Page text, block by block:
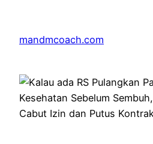
content
mandmcoach.com